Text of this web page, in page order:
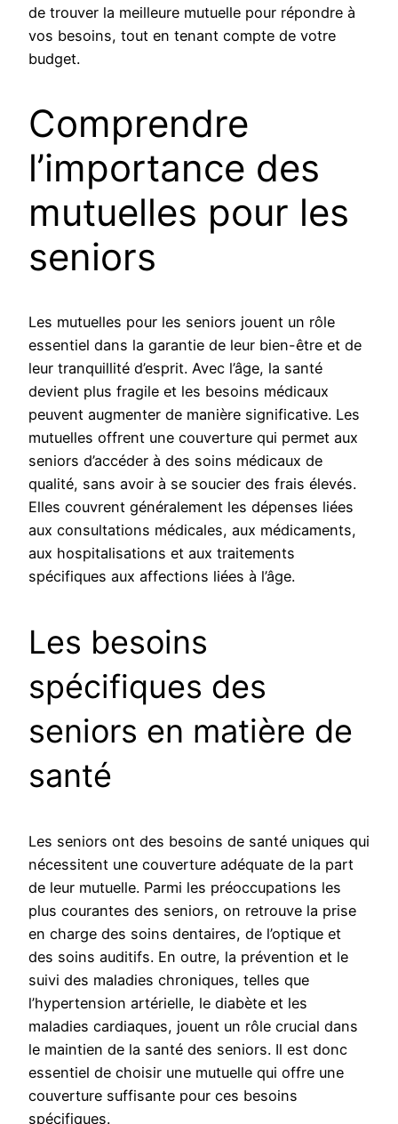
de trouver la meilleure mutuelle pour répondre à
vos besoins, tout en tenant compte de votre
budget.
Comprendre
l’importance des
mutuelles pour les
seniors
Les mutuelles pour les seniors jouent un rôle
essentiel dans la garantie de leur bien-être et de
leur tranquillité d’esprit. Avec l’âge, la santé
devient plus fragile et les besoins médicaux
peuvent augmenter de manière significative. Les
mutuelles offrent une couverture qui permet aux
seniors d’accéder à des soins médicaux de
qualité, sans avoir à se soucier des frais élevés.
Elles couvrent généralement les dépenses liées
aux consultations médicales, aux médicaments,
aux hospitalisations et aux traitements
spécifiques aux affections liées à l’âge.
Les besoins
spécifiques des
seniors en matière de
santé
Les seniors ont des besoins de santé uniques qui
nécessitent une couverture adéquate de la part
de leur mutuelle. Parmi les préoccupations les
plus courantes des seniors, on retrouve la prise
en charge des soins dentaires, de l’optique et
des soins auditifs. En outre, la prévention et le
suivi des maladies chroniques, telles que
l’hypertension artérielle, le diabète et les
maladies cardiaques, jouent un rôle crucial dans
le maintien de la santé des seniors. Il est donc
essentiel de choisir une mutuelle qui offre une
couverture suffisante pour ces besoins
spécifiques.